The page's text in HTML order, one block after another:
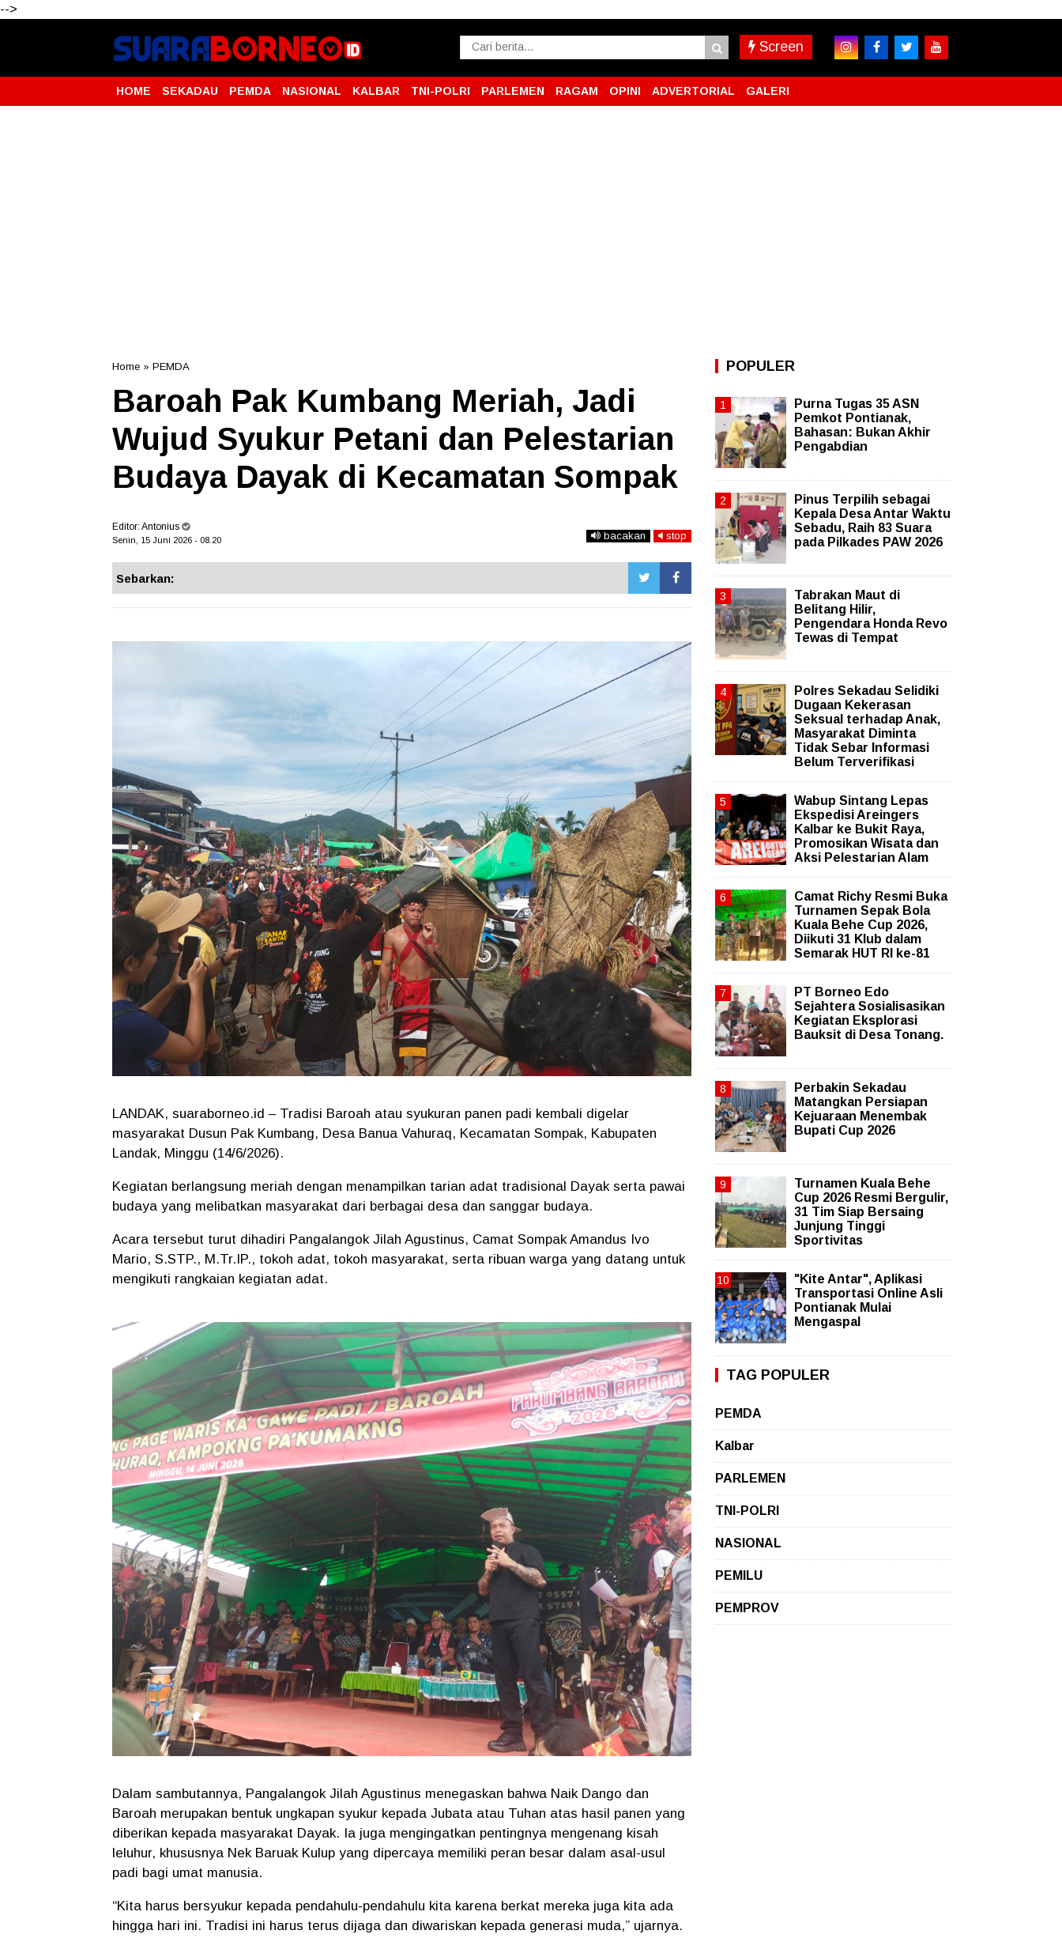
-->
Screen
HOME SEKADAU PEMDA NASIONAL KALBAR TNI-POLRI PARLEMEN RAGAM OPINI ADVERTORIAL GALERI
Home » PEMDA
Baroah Pak Kumbang Meriah, Jadi
Wujud Syukur Petani dan Pelestarian
Budaya Dayak di Kecamatan Sompak
Editor: Antonius
Senin, 15 Juni 2026 - 08.20 bacakan stop
Sebarkan:
LANDAK, suaraborneo.id – Tradisi Baroah atau syukuran panen padi kembali digelar
masyarakat Dusun Pak Kumbang, Desa Banua Vahuraq, Kecamatan Sompak, Kabupaten
Landak, Minggu (14/6/2026).
Kegiatan berlangsung meriah dengan menampilkan tarian adat tradisional Dayak serta pawai
budaya yang melibatkan masyarakat dari berbagai desa dan sanggar budaya.
Acara tersebut turut dihadiri Pangalangok Jilah Agustinus, Camat Sompak Amandus Ivo
Mario, S.STP., M.Tr.IP., tokoh adat, tokoh masyarakat, serta ribuan warga yang datang untuk
mengikuti rangkaian kegiatan adat.
Dalam sambutannya, Pangalangok Jilah Agustinus menegaskan bahwa Naik Dango dan
Baroah merupakan bentuk ungkapan syukur kepada Jubata atau Tuhan atas hasil panen yang
diberikan kepada masyarakat Dayak. Ia juga mengingatkan pentingnya mengenang kisah
leluhur, khususnya Nek Baruak Kulup yang dipercaya memiliki peran besar dalam asal-usul
padi bagi umat manusia.
“Kita harus bersyukur kepada pendahulu-pendahulu kita karena berkat mereka juga kita ada
hingga hari ini. Tradisi ini harus terus dijaga dan diwariskan kepada generasi muda,” ujarnya.
POPULER
Purna Tugas 35 ASN
Pemkot Pontianak,
Bahasan: Bukan Akhir
Pengabdian
Pinus Terpilih sebagai
Kepala Desa Antar Waktu
Sebadu, Raih 83 Suara
pada Pilkades PAW 2026
Tabrakan Maut di
Belitang Hilir,
Pengendara Honda Revo
Tewas di Tempat
Polres Sekadau Selidiki
Dugaan Kekerasan
Seksual terhadap Anak,
Masyarakat Diminta
Tidak Sebar Informasi
Belum Terverifikasi
Wabup Sintang Lepas
Ekspedisi Areingers
Kalbar ke Bukit Raya,
Promosikan Wisata dan
Aksi Pelestarian Alam
Camat Richy Resmi Buka
Turnamen Sepak Bola
Kuala Behe Cup 2026,
Diikuti 31 Klub dalam
Semarak HUT RI ke-81
PT Borneo Edo
Sejahtera Sosialisasikan
Kegiatan Eksplorasi
Bauksit di Desa Tonang.
Perbakin Sekadau
Matangkan Persiapan
Kejuaraan Menembak
Bupati Cup 2026
Turnamen Kuala Behe
Cup 2026 Resmi Bergulir,
31 Tim Siap Bersaing
Junjung Tinggi
Sportivitas
"Kite Antar", Aplikasi
Transportasi Online Asli
Pontianak Mulai
Mengaspal
TAG POPULER
PEMDA
Kalbar
PARLEMEN
TNI-POLRI
NASIONAL
PEMILU
PEMPROV